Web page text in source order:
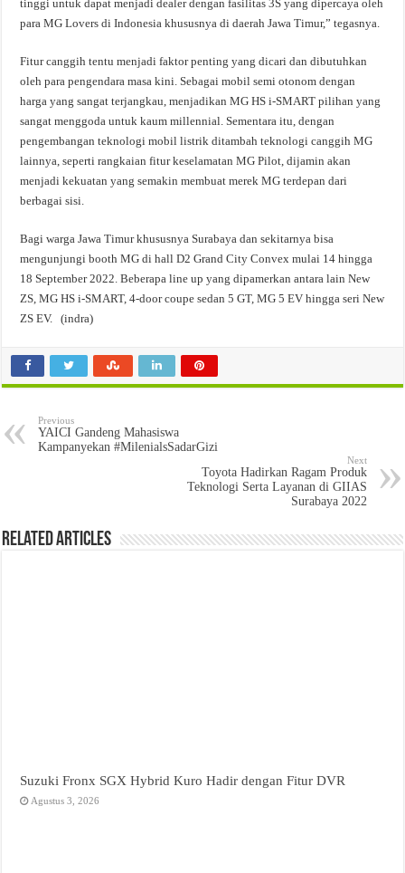
tinggi untuk dapat menjadi dealer dengan fasilitas 3S yang dipercaya oleh
para MG Lovers di Indonesia khususnya di daerah Jawa Timur,” tegasnya.
Fitur canggih tentu menjadi faktor penting yang dicari dan dibutuhkan
oleh para pengendara masa kini. Sebagai mobil semi otonom dengan
harga yang sangat terjangkau, menjadikan MG HS i-SMART pilihan yang
sangat menggoda untuk kaum millennial. Sementara itu, dengan
pengembangan teknologi mobil listrik ditambah teknologi canggih MG
lainnya, seperti rangkaian fitur keselamatan MG Pilot, dijamin akan
menjadi kekuatan yang semakin membuat merek MG terdepan dari
berbagai sisi.
Bagi warga Jawa Timur khususnya Surabaya dan sekitarnya bisa
mengunjungi booth MG di hall D2 Grand City Convex mulai 14 hingga
18 September 2022. Beberapa line up yang dipamerkan antara lain New
ZS, MG HS i-SMART, 4-door coupe sedan 5 GT, MG 5 EV hingga seri New
ZS EV. (indra)
Previous
YAICI Gandeng Mahasiswa
Kampanyekan #MilenialsSadarGizi
Next
Toyota Hadirkan Ragam Produk
Teknologi Serta Layanan di GIIAS
Surabaya 2022
Related Articles
Suzuki Fronx SGX Hybrid Kuro Hadir dengan Fitur DVR
Agustus 3, 2026